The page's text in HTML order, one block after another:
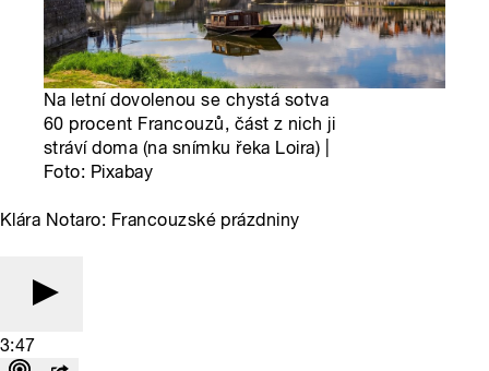
Na letní dovolenou se chystá sotva
60 procent Francouzů, část z nich ji
stráví doma (na snímku řeka Loira) |
Foto: Pixabay
Klára Notaro: Francouzské prázdniny
3:47